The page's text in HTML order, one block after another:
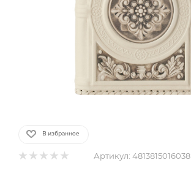
В избранное
Артикул: 4813815016038